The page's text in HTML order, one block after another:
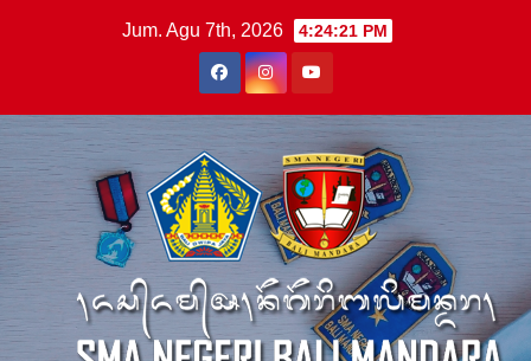
Jum. Agu 7th, 2026 4:24:21 PM